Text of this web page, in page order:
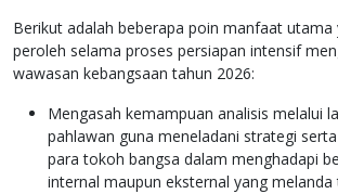
Berikut adalah beberapa poin manfaat utama
peroleh selama proses persiapan intensif
wawasan kebangsaan tahun 2026:
Mengasah kemampuan analisis melalui
pahlawan guna meneladani strategi
para tokoh bangsa dalam menghadapi
internal maupun eksternal yang melanda